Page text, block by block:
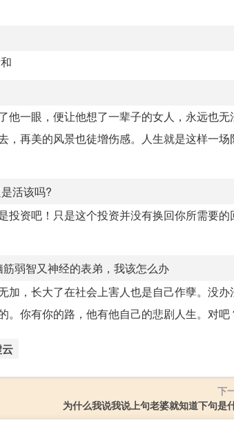
他一眼，便让他想了一辈子的女人，永远也无
，再美的风景也徒增伤感。人生就是这样一场
活该吗?
投资吧！只是这个投资并没有换回你所需要的
弱智又神经的表弟，我该怎么办
加，长大了在社会上害人也是自己作孽。没办
你有你的路，他有他自己的悲剧人生。对吧
下
为什么我说我说上句老婆就知道下句是